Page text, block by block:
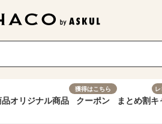
品オリジナル商品
獲得はこちら
クーポン まとめ割キ